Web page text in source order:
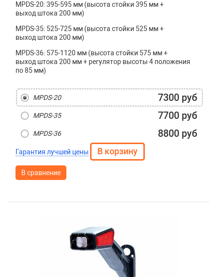
MPDS-20: 395-595 мм (высота стойки 395 мм +
выход штока 200 мм)
MPDS-35: 525-725 мм (высота стойки 525 мм +
выход штока 200 мм)
MPDS-36: 575-1120 мм (высота стойки 575 мм +
выход штока 200 мм + регулятор высоты 4 положения
по 85 мм)
MPDS-20 7300 руб
MPDS-35 7700 руб
MPDS-36 8800 руб
Гарантия лучшей цены
В сравнение